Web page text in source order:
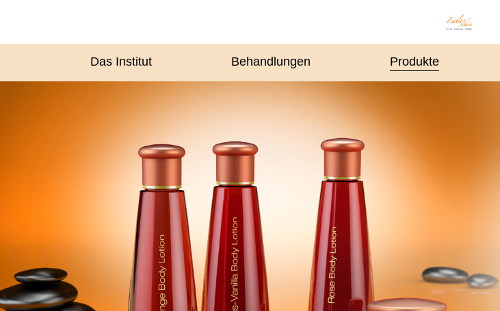
Das Institut Behandlungen Produkte